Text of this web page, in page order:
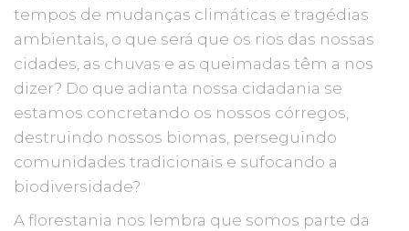
tempos de mudanças climáticas e tragédias
ambientais, o que será que os rios das nossas
cidades, as chuvas e as queimadas têm a nos
dizer? Do que adianta nossa cidadania se
estamos concretando os nossos córregos,
destruindo nossos biomas, perseguindo
comunidades tradicionais e sufocando a
biodiversidade?
A florestania nos lembra que somos parte da